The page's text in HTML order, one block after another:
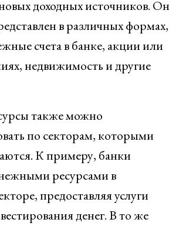
доходных источников. Он
в различных формах,
счета в банке, акции или
недвижимость и другие
также можно
по секторам, которыми
К примеру, банки
ресурсами в
предоставляя услуги
денег. В то же